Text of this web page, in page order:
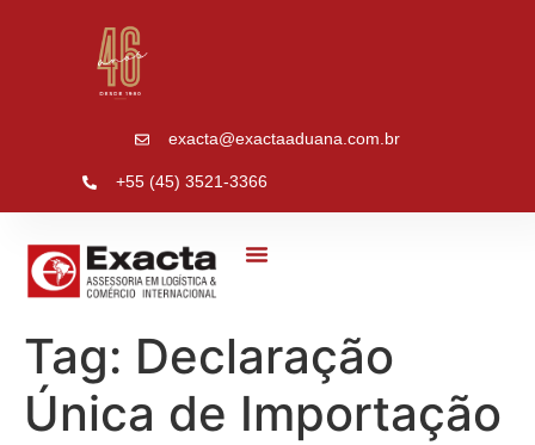
exacta@exactaaduana.com.br
+55 (45) 3521-3366
Tag: Declaração
Única de Importação